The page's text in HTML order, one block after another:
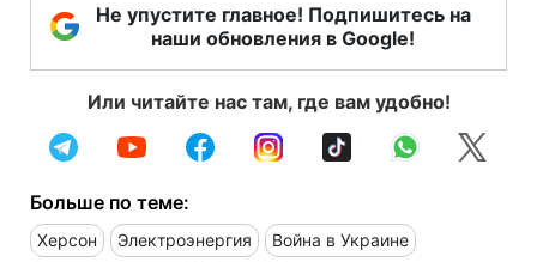
Не упустите главное! Подпишитесь на
наши обновления в Google!
Или читайте нас там, где вам удобно!
Больше по теме:
Херсон Электроэнергия Война в Украине